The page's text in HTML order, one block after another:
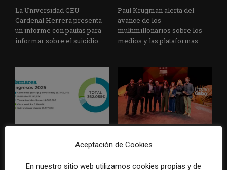
La Universidad CEU
Cardenal Herrera presenta
un informe con pautas para
informar sobre el suicidio
Paul Krugman alerta del
avance de los
multimillonarios sobre los
medios y las plataformas
euros
reconoce cinco historias de
sobre el poder, la memoria y
Aceptación de Cookies
En nuestro sitio web utilizamos cookies propias y de